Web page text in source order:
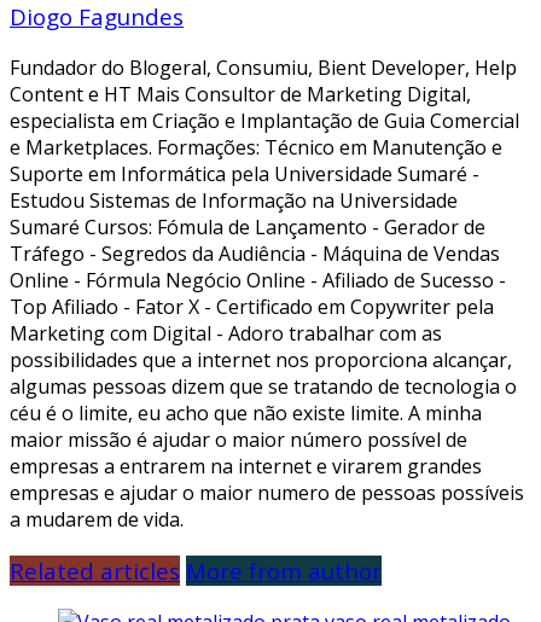
Diogo Fagundes
Fundador do Blogeral, Consumiu, Bient Developer, Help
Content e HT Mais Consultor de Marketing Digital,
especialista em Criação e Implantação de Guia Comercial
e Marketplaces. Formações: Técnico em Manutenção e
Suporte em Informática pela Universidade Sumaré -
Estudou Sistemas de Informação na Universidade
Sumaré Cursos: Fómula de Lançamento - Gerador de
Tráfego - Segredos da Audiência - Máquina de Vendas
Online - Fórmula Negócio Online - Afiliado de Sucesso -
Top Afiliado - Fator X - Certificado em Copywriter pela
Marketing com Digital - Adoro trabalhar com as
possibilidades que a internet nos proporciona alcançar,
algumas pessoas dizem que se tratando de tecnologia o
céu é o limite, eu acho que não existe limite. A minha
maior missão é ajudar o maior número possível de
empresas a entrarem na internet e virarem grandes
empresas e ajudar o maior numero de pessoas possíveis
a mudarem de vida.
Related articles More from author